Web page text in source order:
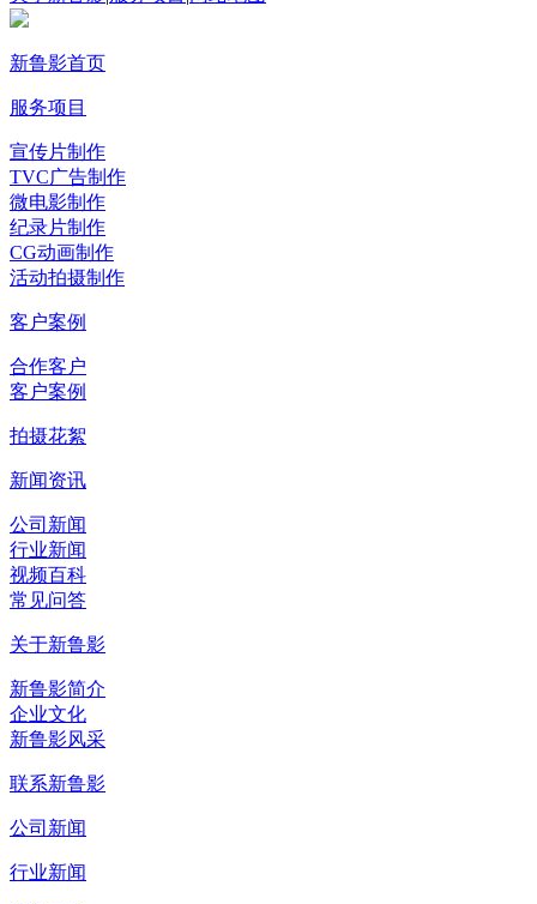
新鲁影首页
服务项目
宣传片制作
TVC广告制作
微电影制作
纪录片制作
CG动画制作
活动拍摄制作
客户案例
合作客户
客户案例
拍摄花絮
新闻资讯
公司新闻
行业新闻
视频百科
常见问答
关于新鲁影
新鲁影简介
企业文化
新鲁影风采
联系新鲁影
公司新闻
行业新闻